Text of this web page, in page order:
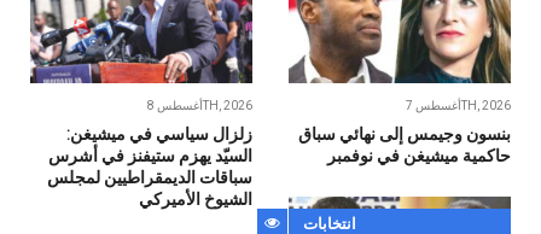
أغسطس 8TH, 2026
زلزال سياسي في ميشيغن:
السيّد يهزم ستيفنز في أشرس
سباقات الديمقراطيين لمجلس
الشيوخ الأميركي
أغسطس 7TH, 2026
بنسون وجيمس إلى نهائي سباق
حاكمية ميشيغن في نوفمبر
انتخابات